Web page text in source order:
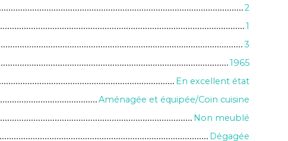
2
1
3
1965
En excellent état
Aménagée et équipée/Coin cuisine
Non meublé
Dégagée